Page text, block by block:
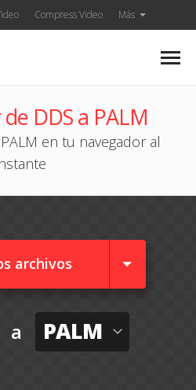
Compress Video Más
DDS a PALM
en tu navegador al
archivos
a PALM